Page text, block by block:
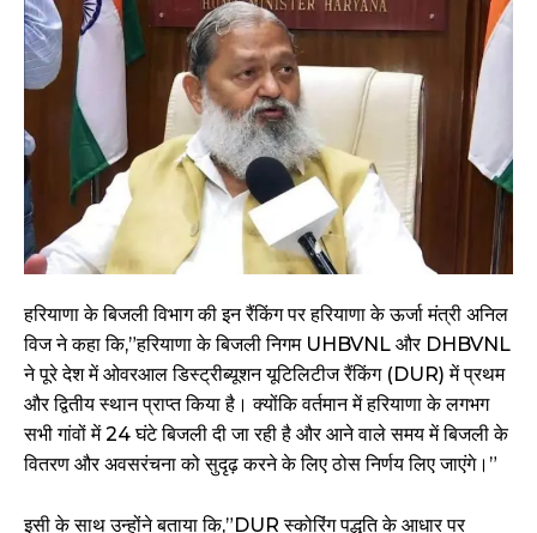
हरियाणा के बिजली विभाग की इन रैंकिंग पर हरियाणा के ऊर्जा मंत्री अनिल
विज ने कहा कि,”हरियाणा के बिजली निगम UHBVNL और DHBVNL
ने पूरे देश में ओवरआल डिस्ट्रीब्यूशन यूटिलिटीज रैंकिंग (DUR) में प्रथम
और द्वितीय स्थान प्राप्त किया है। क्योंकि वर्तमान में हरियाणा के लगभग
सभी गांवों में 24 घंटे बिजली दी जा रही है और आने वाले समय में बिजली के
वितरण और अवसरंचना को सुदृढ़ करने के लिए ठोस निर्णय लिए जाएंगे।”
इसी के साथ उन्होंने बताया कि,”DUR स्कोरिंग पद्धति के आधार पर